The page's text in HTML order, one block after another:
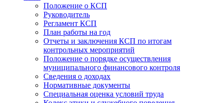
Положение о КСП
Руководитель
Регламент КСП
План работы на год
Отчеты и заключения КСП по итогам
контрольных мероприятий
Положение о порядке осуществления
муниципального финансового контроля
Сведения о доходах
Нормативные документы
Специальная оценка условий труда